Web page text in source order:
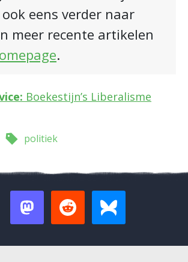
eens verder naar
meer recente artikelen
.
Boekestijn’s Liberalisme
politiek